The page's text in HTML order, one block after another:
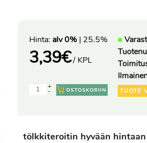
Hinta: alv 0% | 25.5%
3,39€/ KPL
-
+
TUOTE
tölkkiteroitin hyvään